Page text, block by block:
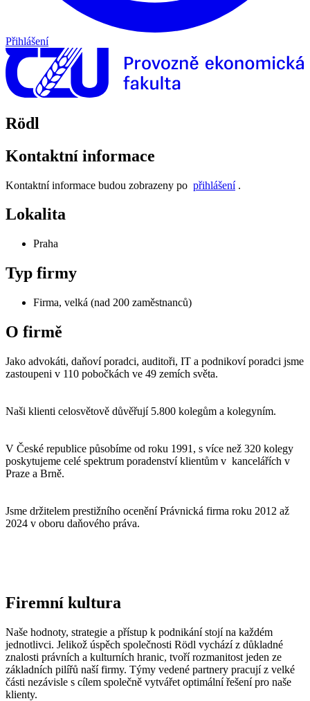
Přihlášení
Rödl
Kontaktní informace
Kontaktní informace budou zobrazeny po přihlášení.
Lokalita
Praha
Typ firmy
Firma, velká (nad 200 zaměstnanců)
O firmě
Jako advokáti, daňoví poradci, auditoři, IT a podnikoví poradci jsme
zastoupeni v 110 pobočkách ve 49 zemích světa.
Naši klienti celosvětově důvěřují 5.800 kolegům a kolegyním.
V České republice působíme od roku 1991, s více než 320 kolegy
poskytujeme celé spektrum poradenství klientům v kancelářích v
Praze a Brně.
Jsme držitelem prestižního ocenění Právnická firma roku 2012 až
2024 v oboru daňového práva.
Firemní kultura
Naše hodnoty, strategie a přístup k podnikání stojí na každém
jednotlivci. Jelikož úspěch společnosti Rödl vychází z důkladné
znalosti právních a kulturních hranic, tvoří rozmanitost jeden ze
základních pilířů naší firmy. Týmy vedené partnery pracují z velké
části nezávisle s cílem společně vytvářet optimální řešení pro naše
klienty.